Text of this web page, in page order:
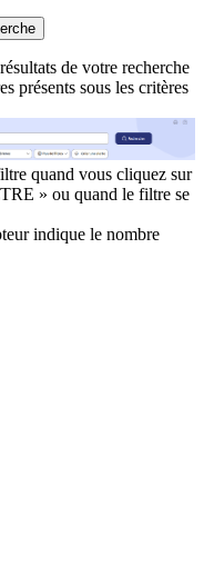
de votre recherche
présents sous les critères
quand vous cliquez sur
» ou quand le filtre se
indique le nombre